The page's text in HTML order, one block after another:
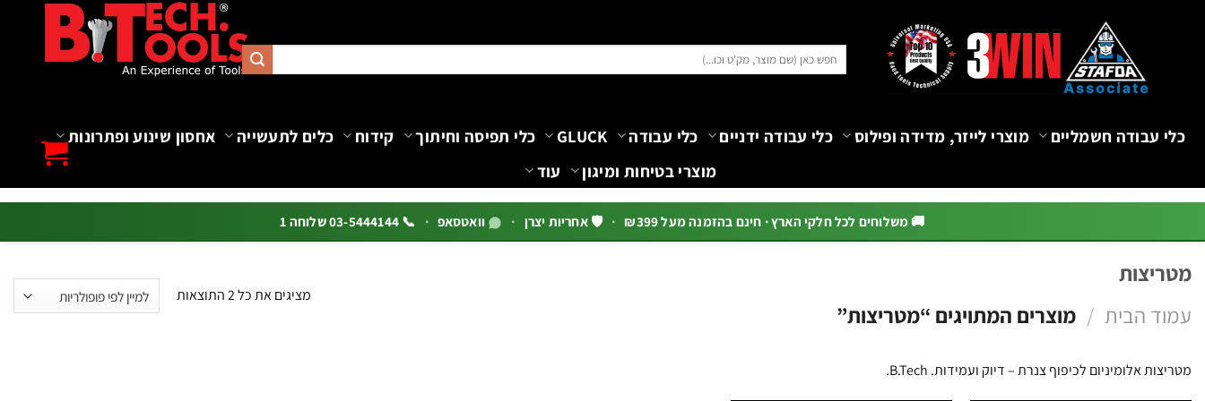
כלי עבודה חשמליים מוצרי לייזר, מדידה ופילוס כלי עבודה ידניים כלי עבודה GLUCK כלי תפיסה וחיתוך קידוח כלים לתעשייה
אחסון שינוע ופתרונות
מוצרי בטיחות ומיגון
עוד
🚚 משלוחים לכל חלקי הארץ · חינם בהזמנה מעל ₪399 · 🛡️ אחריות יצרן · וואטסאפ · 📞 03-5444144 שלוחה 1
מטריצות
עמוד הבית / מוצרים המתויגים “מטריצות”
מציגים את כל ⁦2⁩ התוצאות
ממוין
לפי
מטריצות אלומיניום לכיפוף צנרת – דיוק ועמידות. B.Tech.